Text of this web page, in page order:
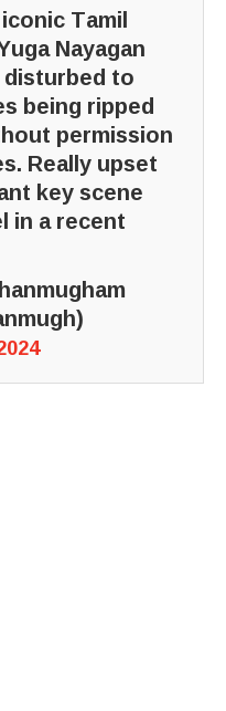
Tamil
Nayagan
disturbed to
being ripped
permission
Really upset
key scene
in a recent